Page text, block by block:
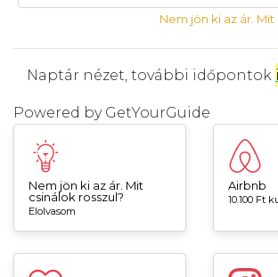
Nem jön ki az ár. Mit
Naptár nézet, további időpontok
Powered by GetYourGuide
Nem jön ki az ár. Mit
csinálok rosszul?
Elolvasom
Airbnb
10.100 Ft